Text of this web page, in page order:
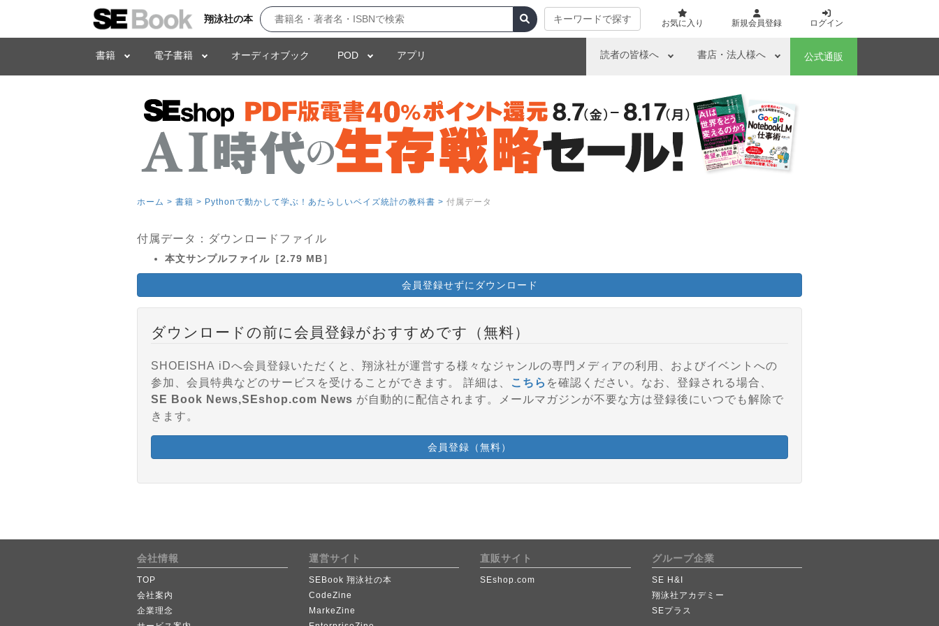
翔泳社の本 キーワードで探す お気に入り 新規会員登録 ログイン
書籍 電子書籍 オーディオブック POD アプリ 読者の皆様へ 書店・法人様へ 公式通販
ホーム > 書籍 > Pythonで動かして学ぶ！あたらしいベイズ統計の教科書 > 付属データ
付属データ：ダウンロードファイル
本文サンプルファイル［2.79 MB］
会員登録せずにダウンロード
ダウンロードの前に会員登録がおすすめです（無料）
SHOEISHA iDへ会員登録いただくと、翔泳社が運営する様々なジャンルの専門メディアの利用、およびイベントへの
参加、会員特典などのサービスを受けることができます。 詳細は、
こちら を確認ください。なお、登録される場合、
SE Book News,SEshop.com News が自動的に配信されます。メールマガジンが不要な方は登録後にいつでも解除で
きます。
会員登録（無料）
会社情報
TOP
会社案内
企業理念
運営サイト
SEBook 翔泳社の本
CodeZine
MarkeZine
直販サイト
SEshop.com
グループ企業
SE H&I
翔泳社アカデミー
SEプラス